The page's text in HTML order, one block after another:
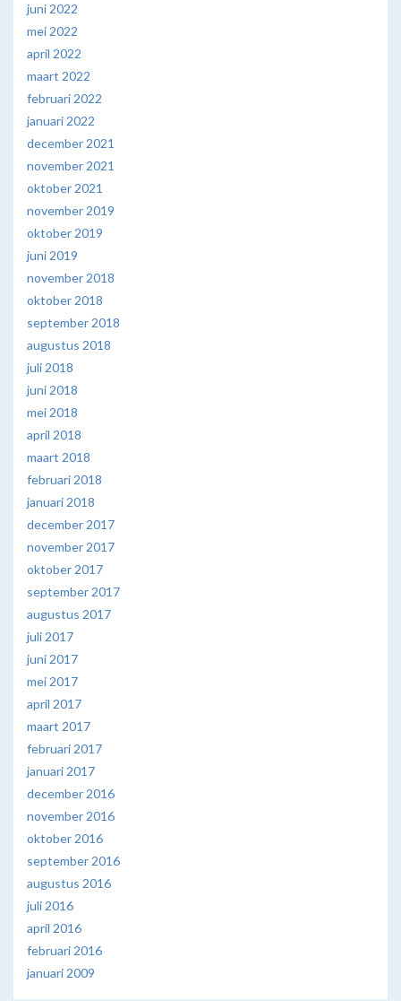
juni 2022
mei 2022
april 2022
maart 2022
februari 2022
januari 2022
december 2021
november 2021
oktober 2021
november 2019
oktober 2019
juni 2019
november 2018
oktober 2018
september 2018
augustus 2018
juli 2018
juni 2018
mei 2018
april 2018
maart 2018
februari 2018
januari 2018
december 2017
november 2017
oktober 2017
september 2017
augustus 2017
juli 2017
juni 2017
mei 2017
april 2017
maart 2017
februari 2017
januari 2017
december 2016
november 2016
oktober 2016
september 2016
augustus 2016
juli 2016
april 2016
februari 2016
januari 2009